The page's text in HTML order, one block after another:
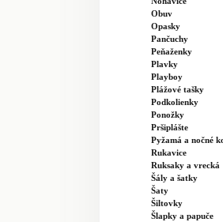
Obuv
Opasky
Pančuchy
Peňaženky
Plavky
Playboy
Plážové tašky
Podkolienky
Ponožky
Pršiplášte
Pyžamá a nočné
Rukavice
Ruksaky a vrecká
Šály a šatky
Šaty
Šiltovky
Šlapky a papuče